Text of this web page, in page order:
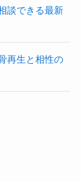
談できる最新
再生と相性の